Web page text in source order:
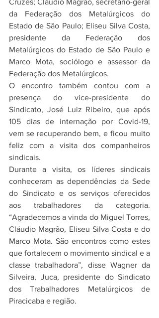
Cruzes; Cláudio Magrão, secretário-geral
da Federação dos Metalúrgicos do
Estado de São Paulo; Eliseu Silva Costa,
presidente da Federação dos
Metalúrgicos do Estado de São Paulo e
Marco Mota, sociólogo e assessor da
Federação dos Metalúrgicos.
O encontro também contou com a
presença do vice-presidente do
Sindicato, José Luiz Ribeiro, que após
105 dias de internação por Covid-19,
vem se recuperando bem, e ficou muito
feliz com a visita dos companheiros
sindicais.
Durante a visita, os líderes sindicais
conheceram as dependências da Sede
do Sindicato e os serviços oferecidos
aos trabalhadores da categoria.
“Agradecemos a vinda do Miguel Torres,
Cláudio Magrão, Eliseu Silva Costa e do
Marco Mota. São encontros como estes
que fortalecem o movimento sindical e a
classe trabalhadora”, disse Wagner da
Silveira, Juca, presidente do Sindicato
dos Trabalhadores Metalúrgicos de
Piracicaba e região.